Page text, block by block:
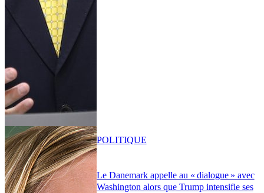
Le Danemark appelle au « dialogue » avec
Washington alors que Trump intensifie ses
POLITIQUE